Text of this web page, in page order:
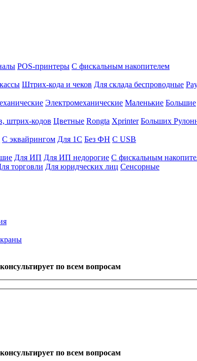
POS-принтеры С фискальным накопителем
Штрих-кода и чеков Для склада беспроводные
Электромеханические Маленькие Большие
штрих-кодов Цветные Rongta Xprinter Больших
С эквайрингом Для 1С Без ФН С USB
Для ИП Для ИП недорогие С фискальным
торговли Для юридческих лиц Сенсорные
по всем вопросам
по всем вопросам